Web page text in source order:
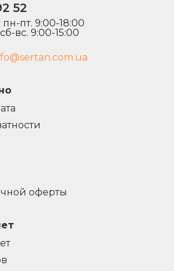
52
пн-пт. 9:00-18:00
сб-вс. 9:00-15:00
оферты